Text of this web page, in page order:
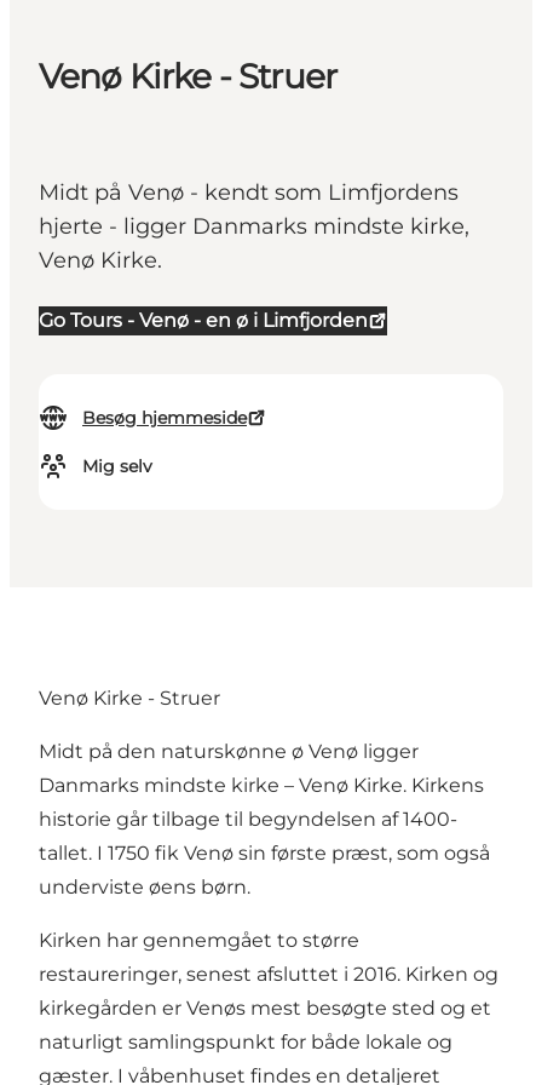
Venø Kirke - Struer
Midt på Venø - kendt som Limfjordens
hjerte - ligger Danmarks mindste kirke,
Venø Kirke.
Go Tours - Venø - en ø i Limfjorden
Besøg hjemmeside
Mig selv
Venø Kirke - Struer
Midt på den naturskønne ø Venø ligger
Danmarks mindste kirke – Venø Kirke. Kirkens
historie går tilbage til begyndelsen af 1400-
tallet. I 1750 fik Venø sin første præst, som også
underviste øens børn.
Kirken har gennemgået to større
restaureringer, senest afsluttet i 2016. Kirken og
kirkegården er Venøs mest besøgte sted og et
naturligt samlingspunkt for både lokale og
gæster. I våbenhuset findes en detaljeret